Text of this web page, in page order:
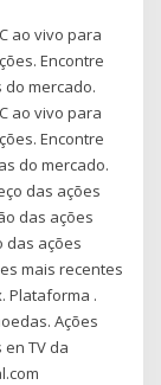
ao vivo para
Encontre
do mercado.
ao vivo para
Encontre
do mercado.
das ações
das ações
das ações
mais recentes
Plataforma .
Ações
TV da